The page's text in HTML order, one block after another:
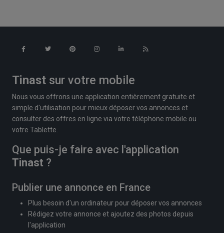
Tinast sur votre mobile
Nous vous offrons une application entièrement gratuite et
simple d'utilisation pour mieux déposer vos annonces et
consulter des offres en ligne via votre téléphone mobile ou
votre Tablette.
Que puis-je faire avec l'application
Tinast ?
Publier une annonce en France
Plus besoin d'un ordinateur pour déposer vos annonces
Rédigez votre annonce et ajoutez des photos depuis
l'application